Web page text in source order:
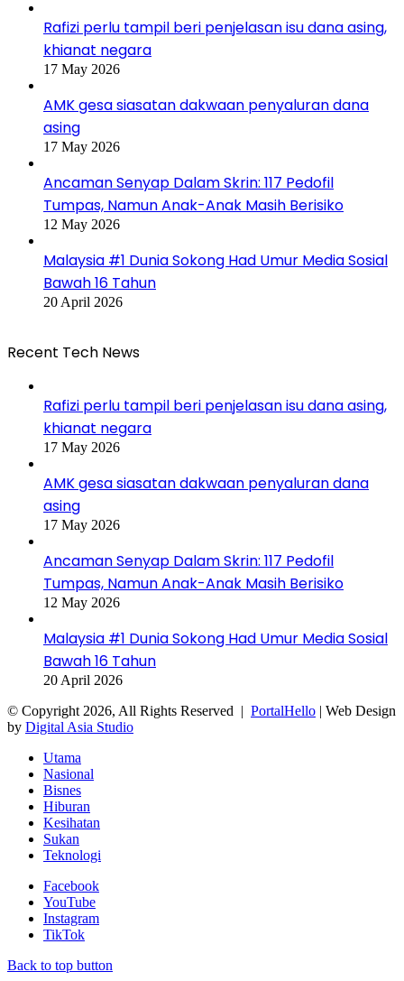
Rafizi perlu tampil beri penjelasan isu dana asing,
khianat negara
17 May 2026
AMK gesa siasatan dakwaan penyaluran dana
asing
17 May 2026
Ancaman Senyap Dalam Skrin: 117 Pedofil
Tumpas, Namun Anak-Anak Masih Berisiko
12 May 2026
Malaysia #1 Dunia Sokong Had Umur Media Sosial
Bawah 16 Tahun
20 April 2026
Recent Tech News
Rafizi perlu tampil beri penjelasan isu dana asing,
khianat negara
17 May 2026
AMK gesa siasatan dakwaan penyaluran dana
asing
17 May 2026
Ancaman Senyap Dalam Skrin: 117 Pedofil
Tumpas, Namun Anak-Anak Masih Berisiko
12 May 2026
Malaysia #1 Dunia Sokong Had Umur Media Sosial
Bawah 16 Tahun
20 April 2026
© Copyright 2026, All Rights Reserved | PortalHello | Web Design
by Digital Asia Studio
Utama
Nasional
Bisnes
Hiburan
Kesihatan
Sukan
Teknologi
Facebook
YouTube
Instagram
TikTok
Back to top button